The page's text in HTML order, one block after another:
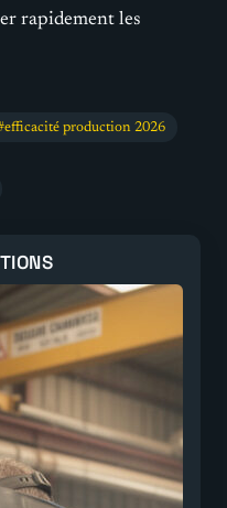
rapidement les
efficacité production 2026